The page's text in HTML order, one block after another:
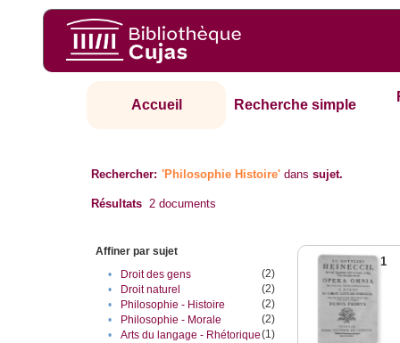
Accueil Recherche simple
Rechercher: 'Philosophie Histoire' danssujet.
Résultats 2 documents
Affiner par sujet
•
Droit des gens
(2)
•
Droit naturel
(2)
•
Philosophie - Histoire
(2)
•
Philosophie - Morale
(2)
•
Arts du langage - Rhétorique(1)
1